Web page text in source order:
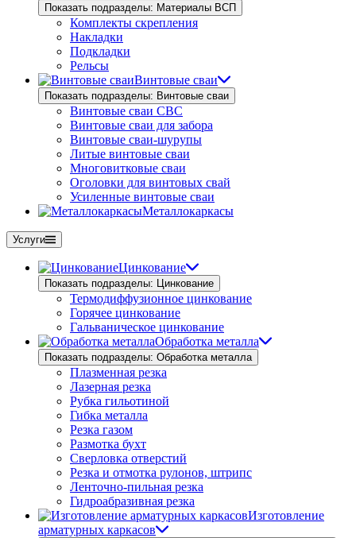
Показать подразделы: Материалы ВСП
Комплекты скрепления
Накладки
Подкладки
Рельсы
Винтовые сваи
Показать подразделы: Винтовые сваи
Винтовые сваи СВС
Винтовые сваи для забора
Винтовые сваи-шурупы
Литые винтовые сваи
Многовитковые сваи
Оголовки для винтовых свай
Усиленные винтовые сваи
Металлокаркасы
Услуги
Цинкование
Показать подразделы: Цинкование
Термодиффузионное цинкование
Горячее цинкование
Гальваническое цинкование
Обработка металла
Показать подразделы: Обработка металла
Плазменная резка
Лазерная резка
Рубка гильотиной
Гибка металла
Резка газом
Размотка бухт
Сверловка отверстий
Резка и отмотка рулонов, штрипс
Ленточно-пильная резка
Гидроабразивная резка
Изготовление
арматурных каркасов